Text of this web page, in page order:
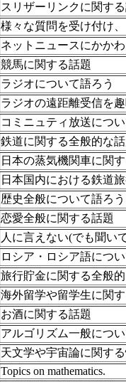
スリザーリンクに関す
様々な質問を受け付け
ネットニュースにかか
競馬に関する話題
ラジオについて語ろう
ラジオの遠距離受信を
コミニュティ放送につ
鉄道に関する全般的な
日本の蒸気機関車に関
日本国内における鉄道
歴史全般について語ろう
恋愛全般に関する話題
人に言えない(でも聞い
ロシア・ロシア語につ
旅行貯金に関する全般
海外留学や留学生に関
お酒に関する話題
アルゴリズム一般につ
天文学や宇宙論に関す
Topics on mathematics.